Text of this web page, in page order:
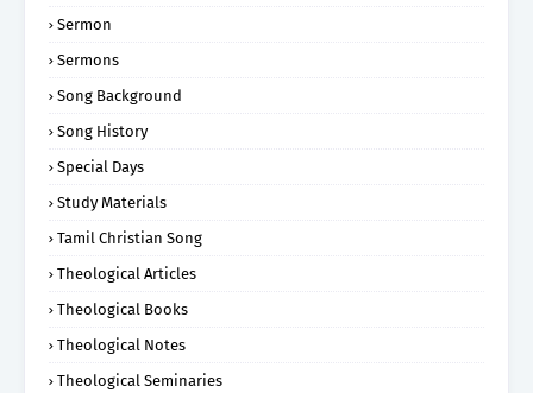
Sermon
Sermons
Song Background
Song History
Special Days
Study Materials
Tamil Christian Song
Theological Articles
Theological Books
Theological Notes
Theological Seminaries